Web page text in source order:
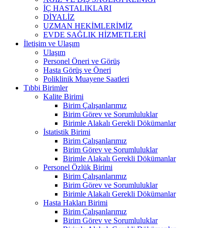
İÇ HASTALIKLARI
DİYALİZ
UZMAN HEKİMLERİMİZ
EVDE SAĞLIK HİZMETLERİ
İletişim ve Ulaşım
Ulaşım
Personel Öneri ve Görüş
Hasta Görüş ve Öneri
Poliklinik Muayene Saatleri
Tıbbi Birimler
Kalite Birimi
Birim Çalışanlarımız
Birim Görev ve Sorumluluklar
Birimle Alakalı Gerekli Dökümanlar
İstatistik Birimi
Birim Çalışanlarımız
Birim Görev ve Sorumluluklar
Birimle Alakalı Gerekli Dökümanlar
Personel Özlük Birimi
Birim Çalışanlarımız
Birim Görev ve Sorumluluklar
Birimle Alakalı Gerekli Dökümanlar
Hasta Hakları Birimi
Birim Çalışanlarımız
Birim Görev ve Sorumluluklar